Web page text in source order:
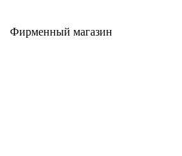
Фирменный магазин